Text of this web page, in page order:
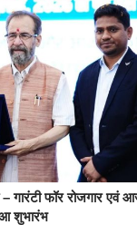
गारंटी फॉर रोजगार एवं
शुभारंभ